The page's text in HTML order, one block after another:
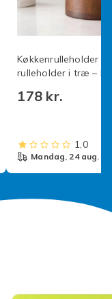
Certificeret
Køkkenrulleholder –
rulleholder i træ –
– Organiser til
178 kr.
1,0
mandag, 24 aug.